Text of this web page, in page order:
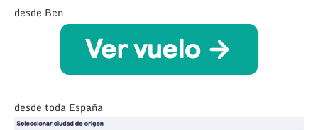
desde Bcn
desde toda España